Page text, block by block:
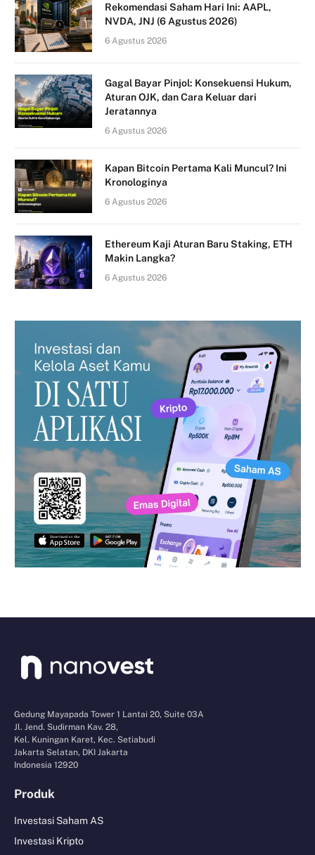
Rekomendasi Saham Hari Ini: AAPL,
NVDA, JNJ (6 Agustus 2026)
6 Agustus 2026
Gagal Bayar Pinjol: Konsekuensi Hukum,
Aturan OJK, dan Cara Keluar dari
Jeratannya
6 Agustus 2026
Kapan Bitcoin Pertama Kali Muncul? Ini
Kronologinya
6 Agustus 2026
Ethereum Kaji Aturan Baru Staking, ETH
Makin Langka?
6 Agustus 2026
Gedung Mayapada Tower 1 Lantai 20, Suite 03A
Jl. Jend. Sudirman Kav. 28,
Kel. Kuningan Karet, Kec. Setiabudi
Jakarta Selatan, DKI Jakarta
Indonesia 12920
Produk
Investasi Saham AS
Investasi Kripto